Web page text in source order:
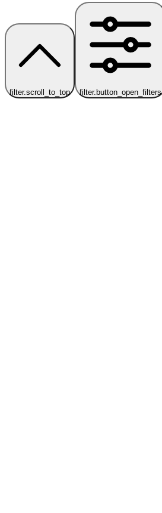
filter.scroll_to_top filter.button_open_filters